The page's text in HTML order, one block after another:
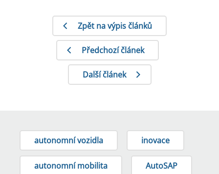
Zpět na výpis článků
Předchozí článek
Další článek
autonomní vozidla inovace
autonomní mobilita AutoSAP